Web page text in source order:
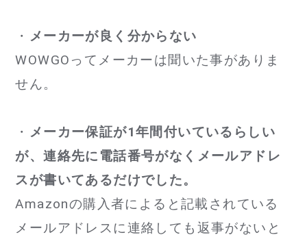
・ メーカーが良く分からない
WOWGOってメーカーは聞いた事がありま
せん。
・ メーカー保証が1年間付いているらしい
が、連絡先に電話番号がなくメールアドレ
スが書いてあるだけでした。
Amazonの購入者によると記載されている
メールアドレスに連絡しても返事がないと